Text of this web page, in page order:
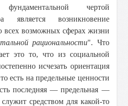
чертой
является возникновение
всех возможных сферах жизни
рациональности". Что
это то, что из социальной
исчезать ориентация
есть на предельные ценности
последняя — предельная —
средством для какой-то